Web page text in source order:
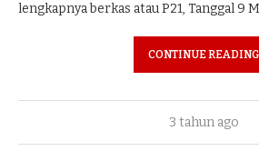
lengkapnya berkas atau P21, Tanggal 9
CONTINUE READING
3 tahun ago